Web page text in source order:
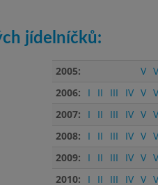
jídelníčků:
2005: V
2006:
I II III IV V
2007:
I II III IV V
2008:
I II III IV V
2009:
I II III IV V
2010:
I II III IV V